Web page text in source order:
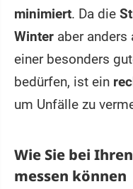
minimiert. Da die
Winter aber
einer besonders
bedürfen, ist ein
um Unfälle zu
Wie Sie bei
messen können